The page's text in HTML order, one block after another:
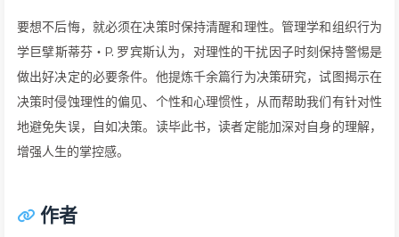
要想不后悔，就必须在决策时保持清醒和理性。管理学和组织行为
学巨擘斯蒂芬・P. 罗宾斯认为，对理性的干扰因子时刻保持警惕是
做出好决定的必要条件。他提炼千余篇行为决策研究，试图揭示在
决策时侵蚀理性的偏见、个性和心理惯性，从而帮助我们有针对性
地避免失误，自如决策。读毕此书，读者定能加深对自身的理解，
增强人生的掌控感。
作者